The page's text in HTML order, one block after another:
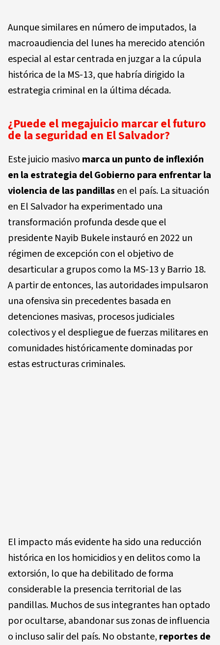
Aunque similares en número de imputados, la
macroaudiencia del lunes ha merecido atención
especial al estar centrada en juzgar a la cúpula
histórica de la MS-13, que habría dirigido la
estrategia criminal en la última década.
¿Puede el megajuicio marcar el futuro
de la seguridad en El Salvador?
Este juicio masivo marca un punto de inflexión
en la estrategia del Gobierno para enfrentar la
violencia de las pandillas en el país. La situación
en El Salvador ha experimentado una
transformación profunda desde que el
presidente Nayib Bukele instauró en 2022 un
régimen de excepción con el objetivo de
desarticular a grupos como la MS-13 y Barrio 18.
A partir de entonces, las autoridades impulsaron
una ofensiva sin precedentes basada en
detenciones masivas, procesos judiciales
colectivos y el despliegue de fuerzas militares en
comunidades históricamente dominadas por
estas estructuras criminales.
El impacto más evidente ha sido una reducción
histórica en los homicidios y en delitos como la
extorsión, lo que ha debilitado de forma
considerable la presencia territorial de las
pandillas. Muchos de sus integrantes han optado
por ocultarse, abandonar sus zonas de influencia
o incluso salir del país. No obstante, reportes de